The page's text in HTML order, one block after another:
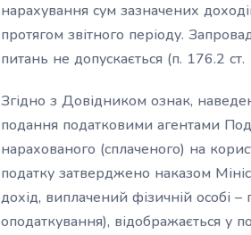
нарахування сум зазначених
протягом звітного періоду.
питань не допускається (п. 176.2
Згідно з Довідником ознак,
подання податковими агентами
нарахованого (сплаченого) на
податку затверджено наказом
дохід, виплачений фізичній особі
оподаткування), відображається